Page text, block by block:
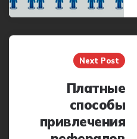
Next Post
Платные
способы
привлечения